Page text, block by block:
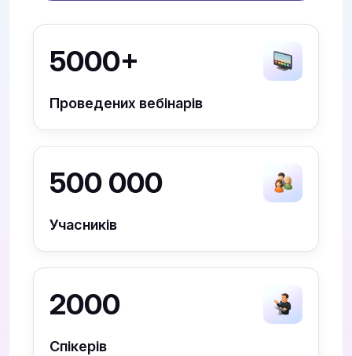
5000+
Проведених вебінарів
500 000
Учасників
2000
Спікерів